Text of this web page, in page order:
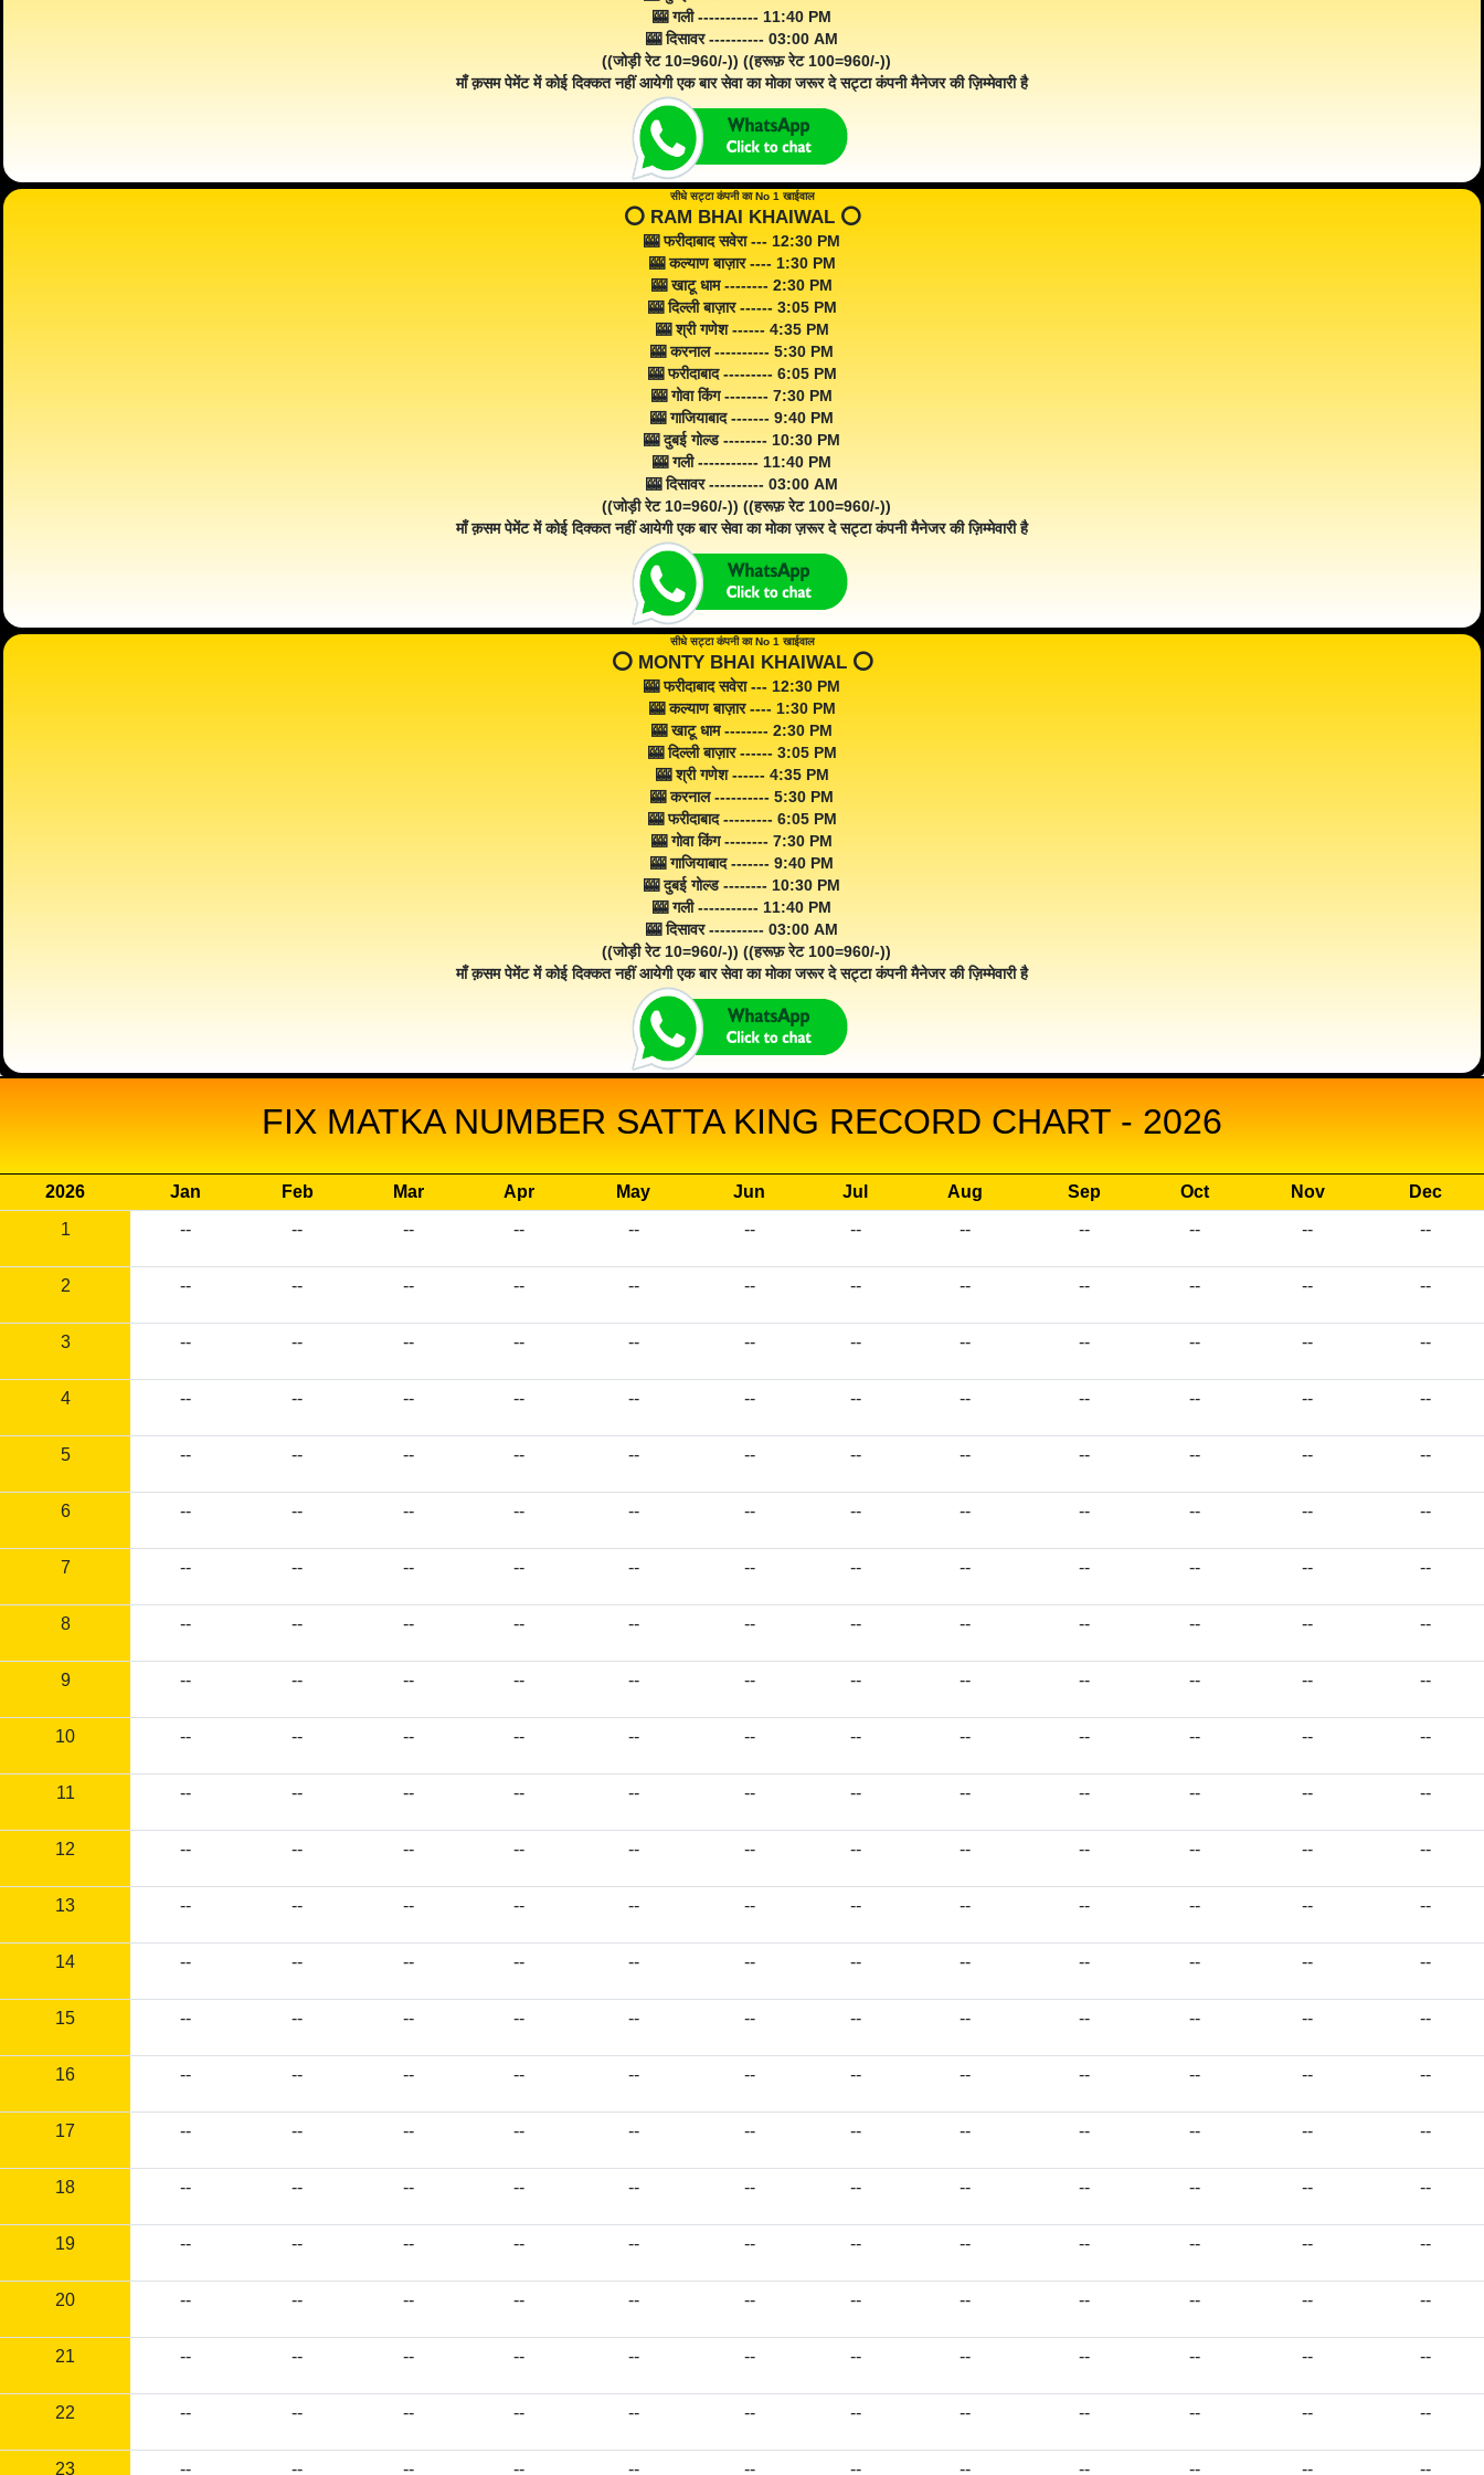
🎰 गली ----------- 11:40 PM
🎰 दिसावर ---------- 03:00 AM
((जोड़ी रेट 10=960/-)) ((हरूफ़ रेट 100=960/-))
माँ क़सम पेमेंट में कोई दिक्कत नहीं आयेगी एक बार सेवा का मोका जरूर दे सट्टा कंपनी मैनेजर की ज़िम्मेवारी है
सीधे सट्टा कंपनी का No 1 खाईवाल
⭕️ RAM BHAI KHAIWAL ⭕️
🎰 फरीदाबाद सवेरा --- 12:30 PM
🎰 कल्याण बाज़ार ---- 1:30 PM
🎰 खाटू धाम -------- 2:30 PM
🎰 दिल्ली बाज़ार ------ 3:05 PM
🎰 श्री गणेश ------ 4:35 PM
🎰 करनाल ---------- 5:30 PM
🎰 फरीदाबाद --------- 6:05 PM
🎰 गोवा किंग -------- 7:30 PM
🎰 गाजियाबाद ------- 9:40 PM
🎰 दुबई गोल्ड -------- 10:30 PM
🎰 गली ----------- 11:40 PM
🎰 दिसावर ---------- 03:00 AM
((जोड़ी रेट 10=960/-)) ((हरूफ़ रेट 100=960/-))
माँ क़सम पेमेंट में कोई दिक्कत नहीं आयेगी एक बार सेवा का मोका ज़रूर दे सट्टा कंपनी मैनेजर की ज़िम्मेवारी है
सीधे सट्टा कंपनी का No 1 खाईवाल
⭕️ MONTY BHAI KHAIWAL ⭕️
🎰 फरीदाबाद सवेरा --- 12:30 PM
🎰 कल्याण बाज़ार ---- 1:30 PM
🎰 खाटू धाम -------- 2:30 PM
🎰 दिल्ली बाज़ार ------ 3:05 PM
🎰 श्री गणेश ------ 4:35 PM
🎰 करनाल ---------- 5:30 PM
🎰 फरीदाबाद --------- 6:05 PM
🎰 गोवा किंग -------- 7:30 PM
🎰 गाजियाबाद ------- 9:40 PM
🎰 दुबई गोल्ड -------- 10:30 PM
🎰 गली ----------- 11:40 PM
🎰 दिसावर ---------- 03:00 AM
((जोड़ी रेट 10=960/-)) ((हरूफ़ रेट 100=960/-))
माँ क़सम पेमेंट में कोई दिक्कत नहीं आयेगी एक बार सेवा का मोका जरूर दे सट्टा कंपनी मैनेजर की ज़िम्मेवारी है
FIX MATKA NUMBER SATTA KING RECORD CHART - 2026
2026 Jan Feb Mar Apr May Jun Jul Aug Sep Oct Nov
Dec
1
-- -- -- -- -- -- -- -- -- -- -- --
2 -- -- -- -- -- -- -- -- -- -- -- --
3 -- -- -- -- -- -- -- -- -- -- -- --
4 -- -- -- -- -- -- -- -- -- -- -- --
5 -- -- -- -- -- -- -- -- -- -- -- --
6 -- -- -- -- -- -- -- -- -- -- -- --
7 -- -- -- -- -- -- -- -- -- -- -- --
8 -- -- -- -- -- -- -- -- -- -- -- --
9 -- -- -- -- -- -- -- -- -- -- -- --
10 -- -- -- -- -- -- -- -- -- -- -- --
11 -- -- -- -- -- -- -- -- -- -- -- --
12 -- -- -- -- -- -- -- -- -- -- -- --
13 -- -- -- -- -- -- -- -- -- -- -- --
14 -- -- -- -- -- -- -- -- -- -- -- --
15 -- -- -- -- -- -- -- -- -- -- -- --
16 -- -- -- -- -- -- -- -- -- -- -- --
17 -- -- -- -- -- -- -- -- -- -- -- --
18 -- -- -- -- -- -- -- -- -- -- -- --
19 -- -- -- -- -- -- -- -- -- -- -- --
20 -- -- -- -- -- -- -- -- -- -- -- --
21 -- -- -- -- -- -- -- -- -- -- -- --
22 -- -- -- -- -- -- -- -- -- -- -- --
23 -- -- -- -- -- -- -- -- -- -- -- --